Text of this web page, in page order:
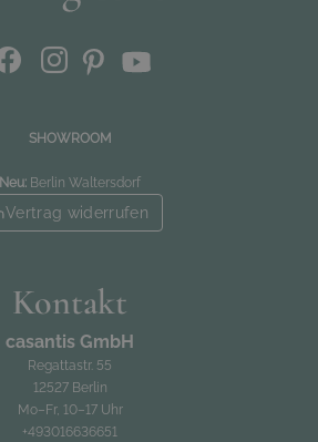
SHOWROOM
Neu: Berlin Waltersdorf
Vertrag widerrufen
Kontakt
casantis GmbH
Regattastr. 55
12527 Berlin
Mo–Fr, 10–17 Uhr
+493016636651